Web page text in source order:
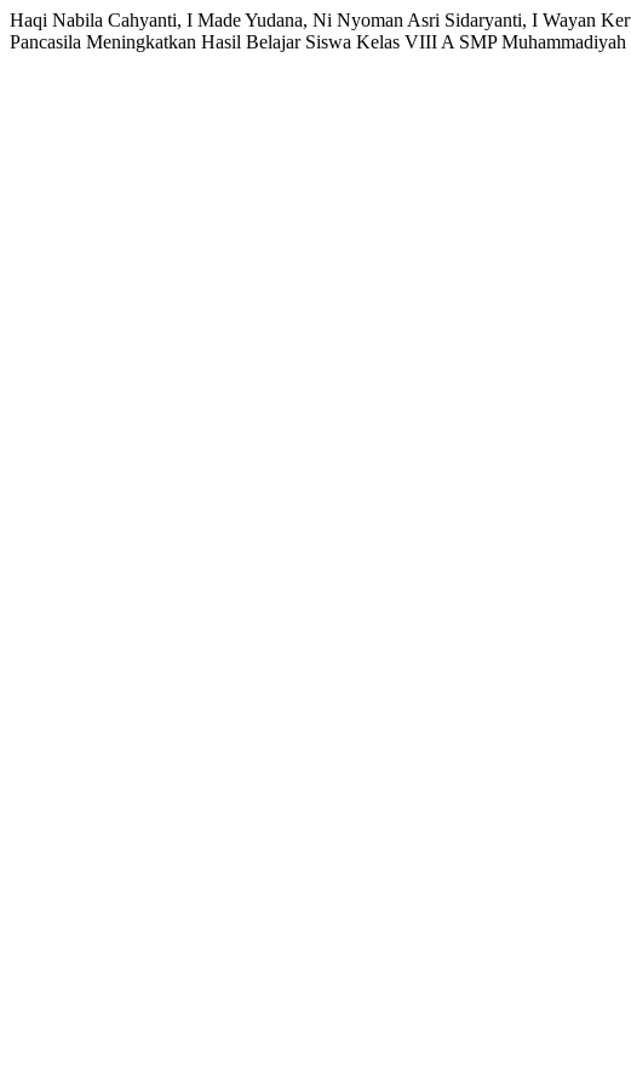
Haqi Nabila Cahyanti, I Made Yudana, Ni Nyoman Asri Sidaryanti, I Wayan
Pancasila Meningkatkan Hasil Belajar Siswa Kelas VIII A SMP Muhammadiyah